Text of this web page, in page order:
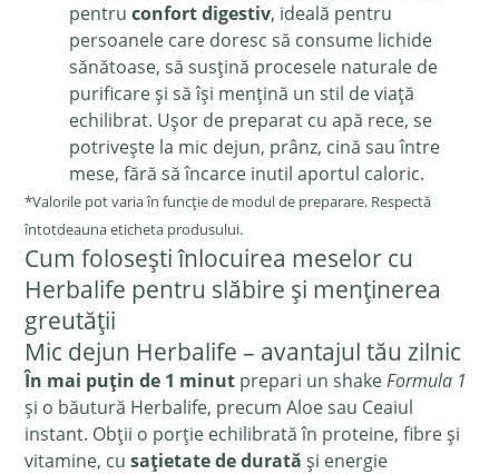
pentruconfort digestiv, ideală pentru
persoanele care doresc să consume lichide
sănătoase, să susțină procesele naturale de
purificare și să își mențină un stil de viață
echilibrat. Ușor de preparat cu apă rece, se
potrivește la mic dejun, prânz, cină sau între
mese, fără să încarce inutil aportul caloric.
*Valorile pot varia în funcție de modul de preparare. Respectă
întotdeauna eticheta produsului.
Cum folosești înlocuirea meselor cu
Herbalife pentru slăbire și menținerea
greutății
Mic dejun Herbalife – avantajul tău zilnic
În mai puțin de 1 minut prepari un shakeFormula 1
și o băutură Herbalife, precum Aloe sau Ceaiul
instant. Obții o porție echilibrată în proteine, fibre și
vitamine, cusațietate de durată și energie